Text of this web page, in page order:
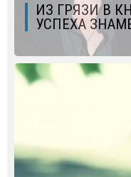
ИЗ ГРЯЗИ В
УСПЕХА